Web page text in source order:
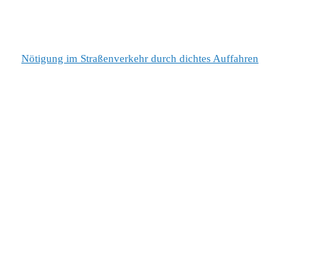
Nötigung im Straßenverkehr durch dichtes Auffahren